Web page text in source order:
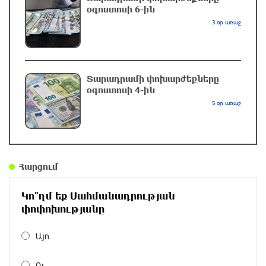
Զելենսկին ու Վուչիչը քննարկել են
համագործակցությունն ընդլայնելու
հնարավորությունները
8 ժամ առաջ
Հրդեհի ահազանգ Սայաթ-Նովա պողոտայում.
շենքից տարհանվել է 5 բնակիչ
Ճապոնական Յակիշիմե կերամիկայի
օգոստոսի 30-ը
օգոստոսի 6-ին
3 օր առաջ
Տարադրամի փոխարժեքները
օգոստոսի 4-ին
5 օր առաջ
Հարցում
Կո՞ղմ եք Սահմանադրության
փոփոխությանը
Այո